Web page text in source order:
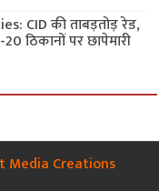
CID की ताबड़तोड़ रेड,
ठिकानों पर छापेमारी
Media Creations